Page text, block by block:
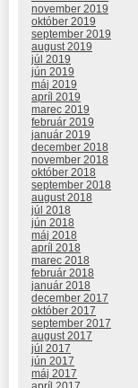
november 2019
október 2019
september 2019
august 2019
júl 2019
jún 2019
máj 2019
apríl 2019
marec 2019
február 2019
január 2019
december 2018
november 2018
október 2018
september 2018
august 2018
júl 2018
jún 2018
máj 2018
apríl 2018
marec 2018
február 2018
január 2018
december 2017
október 2017
september 2017
august 2017
júl 2017
jún 2017
máj 2017